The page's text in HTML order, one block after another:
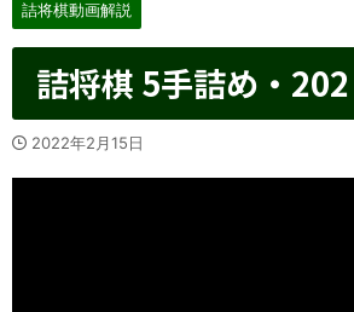
詰将棋動画解説
詰将棋 5手詰め・
2022年2月15日